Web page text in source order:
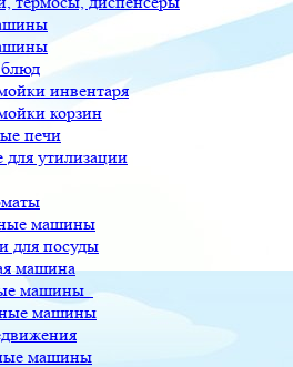
инвентаря
корзин
печи
для утилизации
машины
для посуды
машина
машины
машины
машины